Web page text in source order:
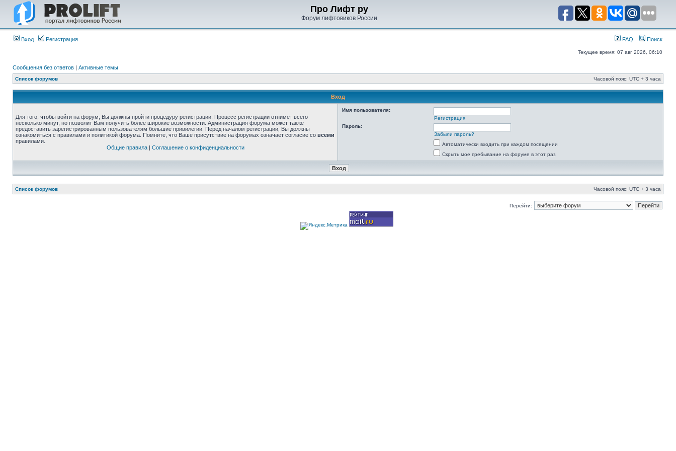
Про Лифт ру
Форум лифтовиков России
Вход Регистрация FAQ Поиск
Текущее время: 07 авг 2026, 06:10
Сообщения без ответов | Активные темы
Список форумов Часовой пояс: UTC + 3 часа
Вход
Для того, чтобы войти на форум, Вы должны пройти процедуру регистрации. Процесс регистрации отнимет всего
несколько минут, но позволит Вам получить более широкие возможности. Администрация форума может также
предоставить зарегистрированным пользователям большие привилегии. Перед началом регистрации, Вы должны
ознакомиться с правилами и политикой форума. Помните, что Ваше присутствие на форумах означает согласие со всеми
правилами.
Общие правила| Соглашение о конфиденциальности
Имя пользователя:
Регистрация
Пароль:
Забыли пароль?
Автоматически входить при каждом посещении
Скрыть мое пребывание на форуме в этот раз
Список форумов Часовой пояс: UTC + 3 часа
Перейти: